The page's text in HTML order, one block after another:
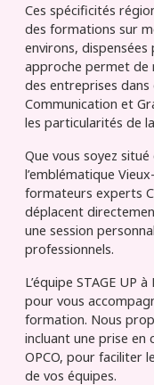
Ces spécificités
des formations sur
environs,
approche permet de
des entreprises
Communication et
les particularités de
Que vous soyez
l’emblématique
formateurs experts
déplacent
une session
professionnels.
L’équipe STAGE UP
pour vous
formation. Nous
incluant une prise
OPCO, pour faciliter
de vos équipes.